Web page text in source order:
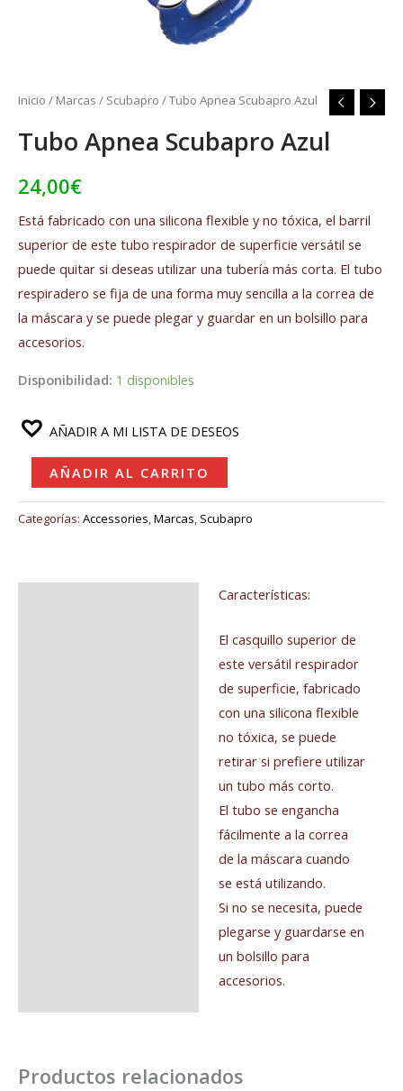
Inicio / Marcas / Scubapro / Tubo Apnea Scubapro Azul
Tubo Apnea Scubapro Azul
24,00€
Está fabricado con una silicona flexible y no tóxica, el barril
superior de este tubo respirador de superficie versátil se
puede quitar si deseas utilizar una tubería más corta. El tubo
respiradero se fija de una forma muy sencilla a la correa de
la máscara y se puede plegar y guardar en un bolsillo para
accesorios.
Disponibilidad: 1 disponibles
AÑADIR A MI LISTA DE DESEOS
AÑADIR AL CARRITO
Categorías: Accessories,Marcas, Scubapro
Características:
El casquillo superior de
este versátil respirador
de superficie, fabricado
con una silicona flexible
no tóxica, se puede
retirar si prefiere utilizar
un tubo más corto.
El tubo se engancha
fácilmente a la correa
de la máscara cuando
se está utilizando.
Si no se necesita, puede
plegarse y guardarse en
un bolsillo para
accesorios.
Productos relacionados